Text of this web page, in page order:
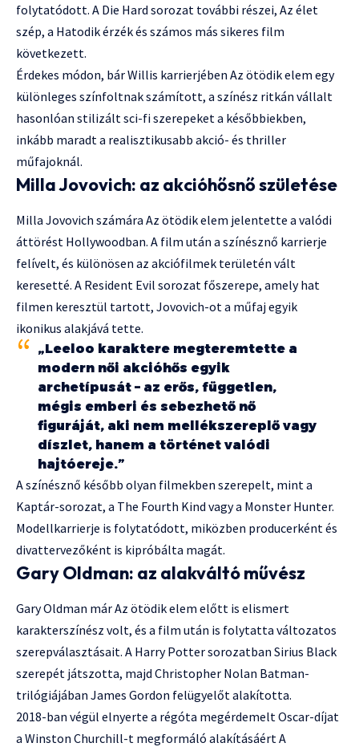
folytatódott. A Die Hard sorozat további részei, Az élet
szép, a Hatodik érzék és számos más sikeres film
következett.
Érdekes módon, bár Willis karrierjében Az ötödik elem egy
különleges színfoltnak számított, a színész ritkán vállalt
hasonlóan stilizált sci-fi szerepeket a későbbiekben,
inkább maradt a realisztikusabb akció- és thriller
műfajoknál.
Milla Jovovich: az akcióhősnő születése
Milla Jovovich számára Az ötödik elem jelentette a valódi
áttörést Hollywoodban. A film után a színésznő karrierje
felívelt, és különösen az akciófilmek területén vált
keresetté. A Resident Evil sorozat főszerepe, amely hat
filmen keresztül tartott, Jovovich-ot a műfaj egyik
ikonikus alakjává tette.
„Leeloo karaktere megteremtette a
modern női akcióhős egyik
archetípusát – az erős, független,
mégis emberi és sebezhető nő
figuráját, aki nem mellékszereplő vagy
díszlet, hanem a történet valódi
hajtóereje.”
A színésznő később olyan filmekben szerepelt, mint a
Kaptár-sorozat, a The Fourth Kind vagy a Monster Hunter.
Modellkarrierje is folytatódott, miközben producerként és
divattervezőként is kipróbálta magát.
Gary Oldman: az alakváltó művész
Gary Oldman már Az ötödik elem előtt is elismert
karakterszínész volt, és a film után is folytatta változatos
szerepválasztásait. A Harry Potter sorozatban Sirius Black
szerepét játszotta, majd Christopher Nolan Batman-
trilógiájában James Gordon felügyelőt alakította.
2018-ban végül elnyerte a régóta megérdemelt Oscar-díjat
a Winston Churchill-t megformáló alakításáért A